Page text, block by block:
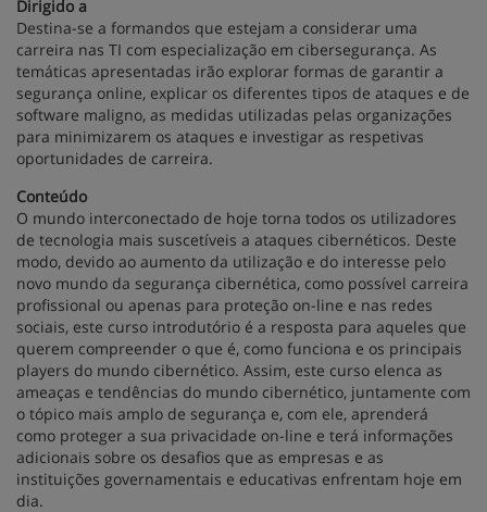
Dirigido a
Destina-se a formandos que estejam a considerar uma
carreira nas TI com especialização em cibersegurança. As
temáticas apresentadas irão explorar formas de garantir a
segurança online, explicar os diferentes tipos de ataques e de
software maligno, as medidas utilizadas pelas organizações
para minimizarem os ataques e investigar as respetivas
oportunidades de carreira.
Conteúdo
O mundo interconectado de hoje torna todos os utilizadores
de tecnologia mais suscetíveis a ataques cibernéticos. Deste
modo, devido ao aumento da utilização e do interesse pelo
novo mundo da segurança cibernética, como possível carreira
profissional ou apenas para proteção on-line e nas redes
sociais, este curso introdutório é a resposta para aqueles que
querem compreender o que é, como funciona e os principais
players do mundo cibernético. Assim, este curso elenca as
ameaças e tendências do mundo cibernético, juntamente com
o tópico mais amplo de segurança e, com ele, aprenderá
como proteger a sua privacidade on-line e terá informações
adicionais sobre os desafios que as empresas e as
instituições governamentais e educativas enfrentam hoje em
dia.